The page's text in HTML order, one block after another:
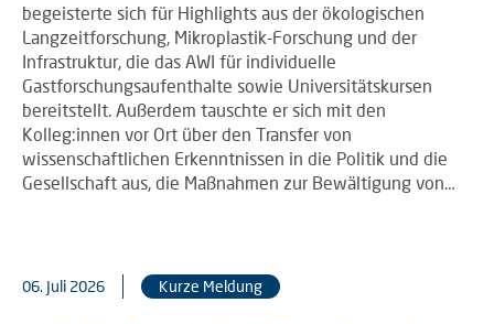
begeisterte sich für Highlights aus der ökologischen
Langzeitforschung, Mikroplastik-Forschung und der
Infrastruktur, die das AWI für individuelle
Gastforschungsaufenthalte sowie Universitätskursen
bereitstellt. Außerdem tauschte er sich mit den
Kolleg:innen vor Ort über den Transfer von
wissenschaftlichen Erkenntnissen in die Politik und die
Gesellschaft aus, die Maßnahmen zur Bewältigung von…
06. Juli 2026 Kurze Meldung